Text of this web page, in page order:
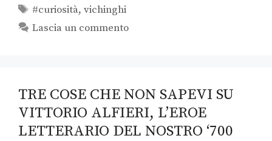
#curiosità,vichinghi
Lascia un commento
TRE COSE CHE NON SAPEVI SU
VITTORIO ALFIERI, L’EROE
LETTERARIO DEL NOSTRO ‘700